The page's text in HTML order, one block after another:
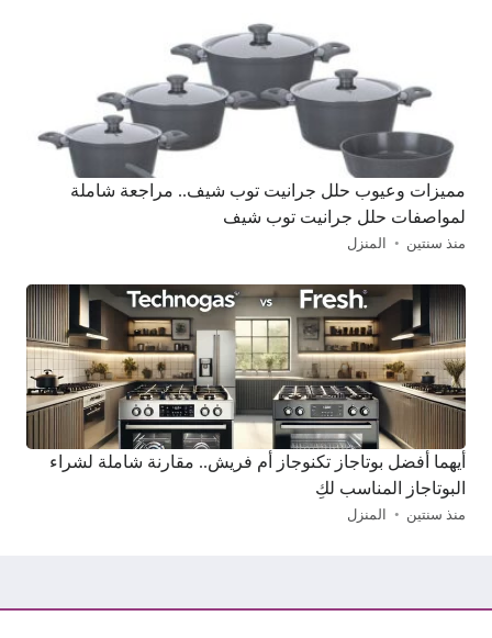
مميزات وعيوب حلل جرانيت توب شيف.. مراجعة شاملة
لمواصفات حلل جرانيت توب شيف
منذ سنتين المنزل
أيهما أفضل بوتاجاز تكنوجاز أم فريش.. مقارنة شاملة لشراء
البوتاجاز المناسب لكِ
منذ سنتين المنزل